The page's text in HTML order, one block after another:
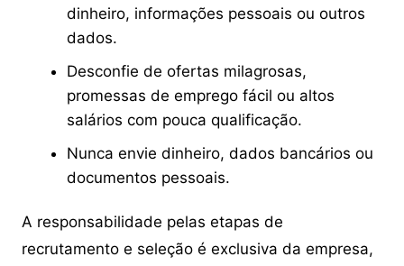
dinheiro, informações pessoais ou outros
dados.
Desconfie de ofertas milagrosas,
promessas de emprego fácil ou altos
salários com pouca qualificação.
Nunca envie dinheiro, dados bancários ou
documentos pessoais.
A responsabilidade pelas etapas de
recrutamento e seleção é exclusiva da empresa,